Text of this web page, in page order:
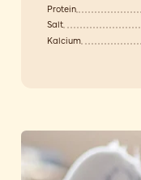
Protein
Salt
Kalcium